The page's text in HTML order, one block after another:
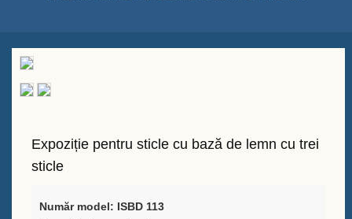
sticle de alcool
formă de A de vânzare
ambalarea vinului
Expoziție pentru sticle cu bază de lemn cu trei
sticle
Număr model: ISBD 113